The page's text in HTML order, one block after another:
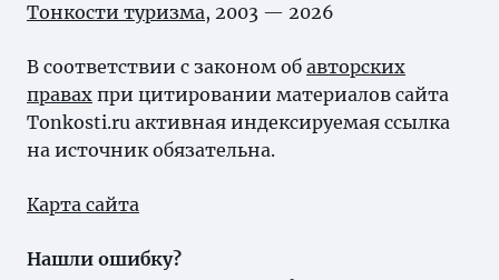
Тонкости туризма, 2003 — 2026
В соответствии с законом об авторских
правах при цитировании материалов сайта
Tonkosti.ru активная индексируемая ссылка
на источник обязательна.
Карта сайта
Нашли ошибку?